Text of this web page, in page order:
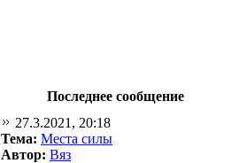
Последнее сообщение
27.3.2021, 20:18
Тема: Места силы
Автор: Вяз